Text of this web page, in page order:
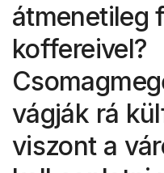
átmenetileg
koffereivel?
vágják rá
viszont a